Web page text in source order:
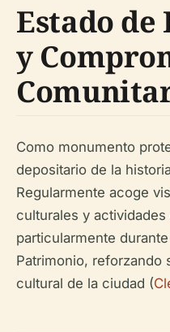
Estado
y
Como monumento
depositario de la
Regularmente acoge
culturales y
particularmente
Patrimonio, reforzando
cultural de la ciudad (